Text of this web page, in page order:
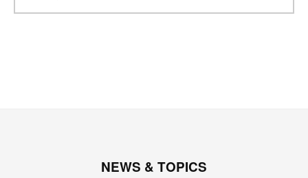
イ
NEWS & TOPICS